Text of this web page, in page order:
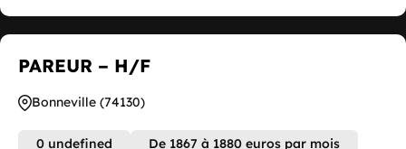
PAREUR – H/F
Bonneville (74130)
0 undefined
De 1867 à 1880 euros par mois